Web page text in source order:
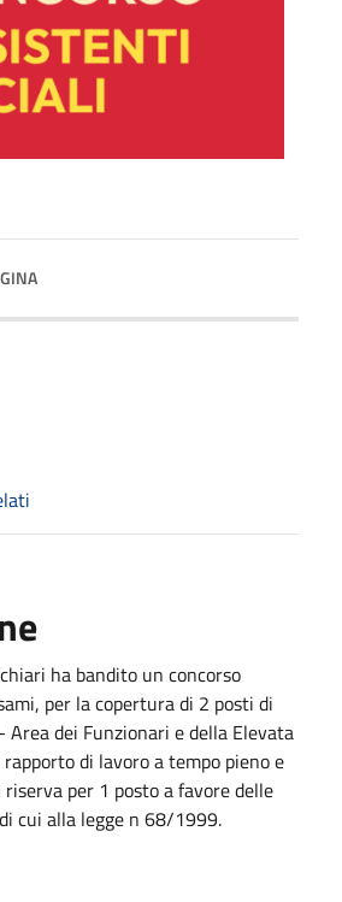
ha bandito un concorso
per la copertura di 2 posti di
Area dei Funzionari e della Elevata
di lavoro a tempo pieno e
per 1 posto a favore delle
cui alla legge n 68/1999.